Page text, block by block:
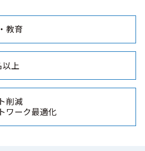
教育
以上
削減
ワーク最適化